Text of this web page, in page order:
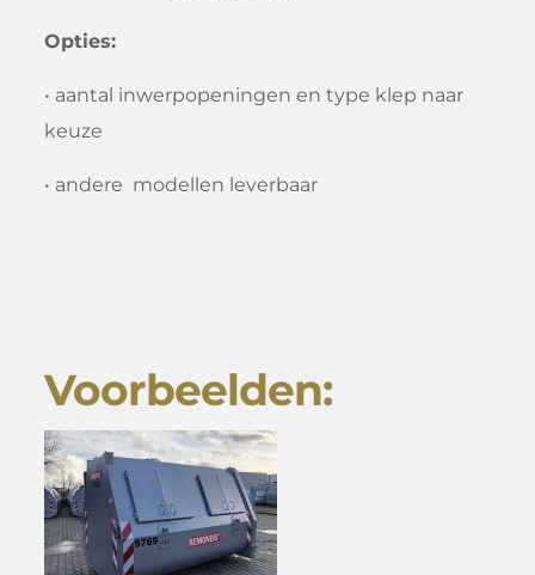
Opties:
• aantal inwerpopeningen en type klep naar
keuze
• andere modellen leverbaar
Voorbeelden: